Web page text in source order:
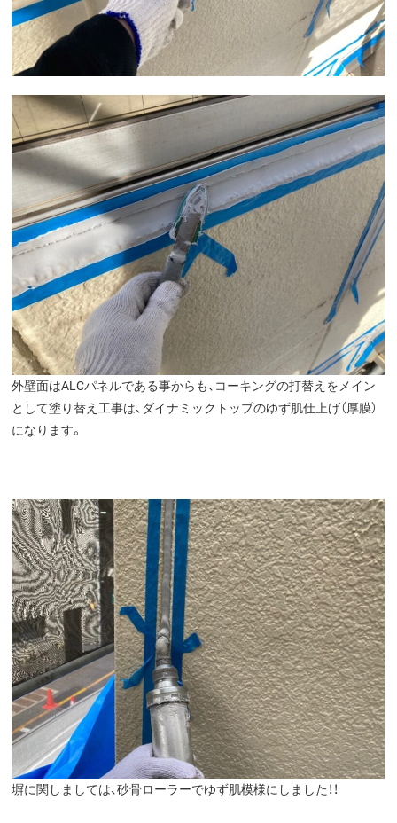
外壁面はALCパネルである事からも、コーキングの打替えをメイン
として塗り替え工事は、ダイナミックトップのゆず肌仕上げ（厚膜）
になります。
塀に関しましては、砂骨ローラーでゆず肌模様にしました！！